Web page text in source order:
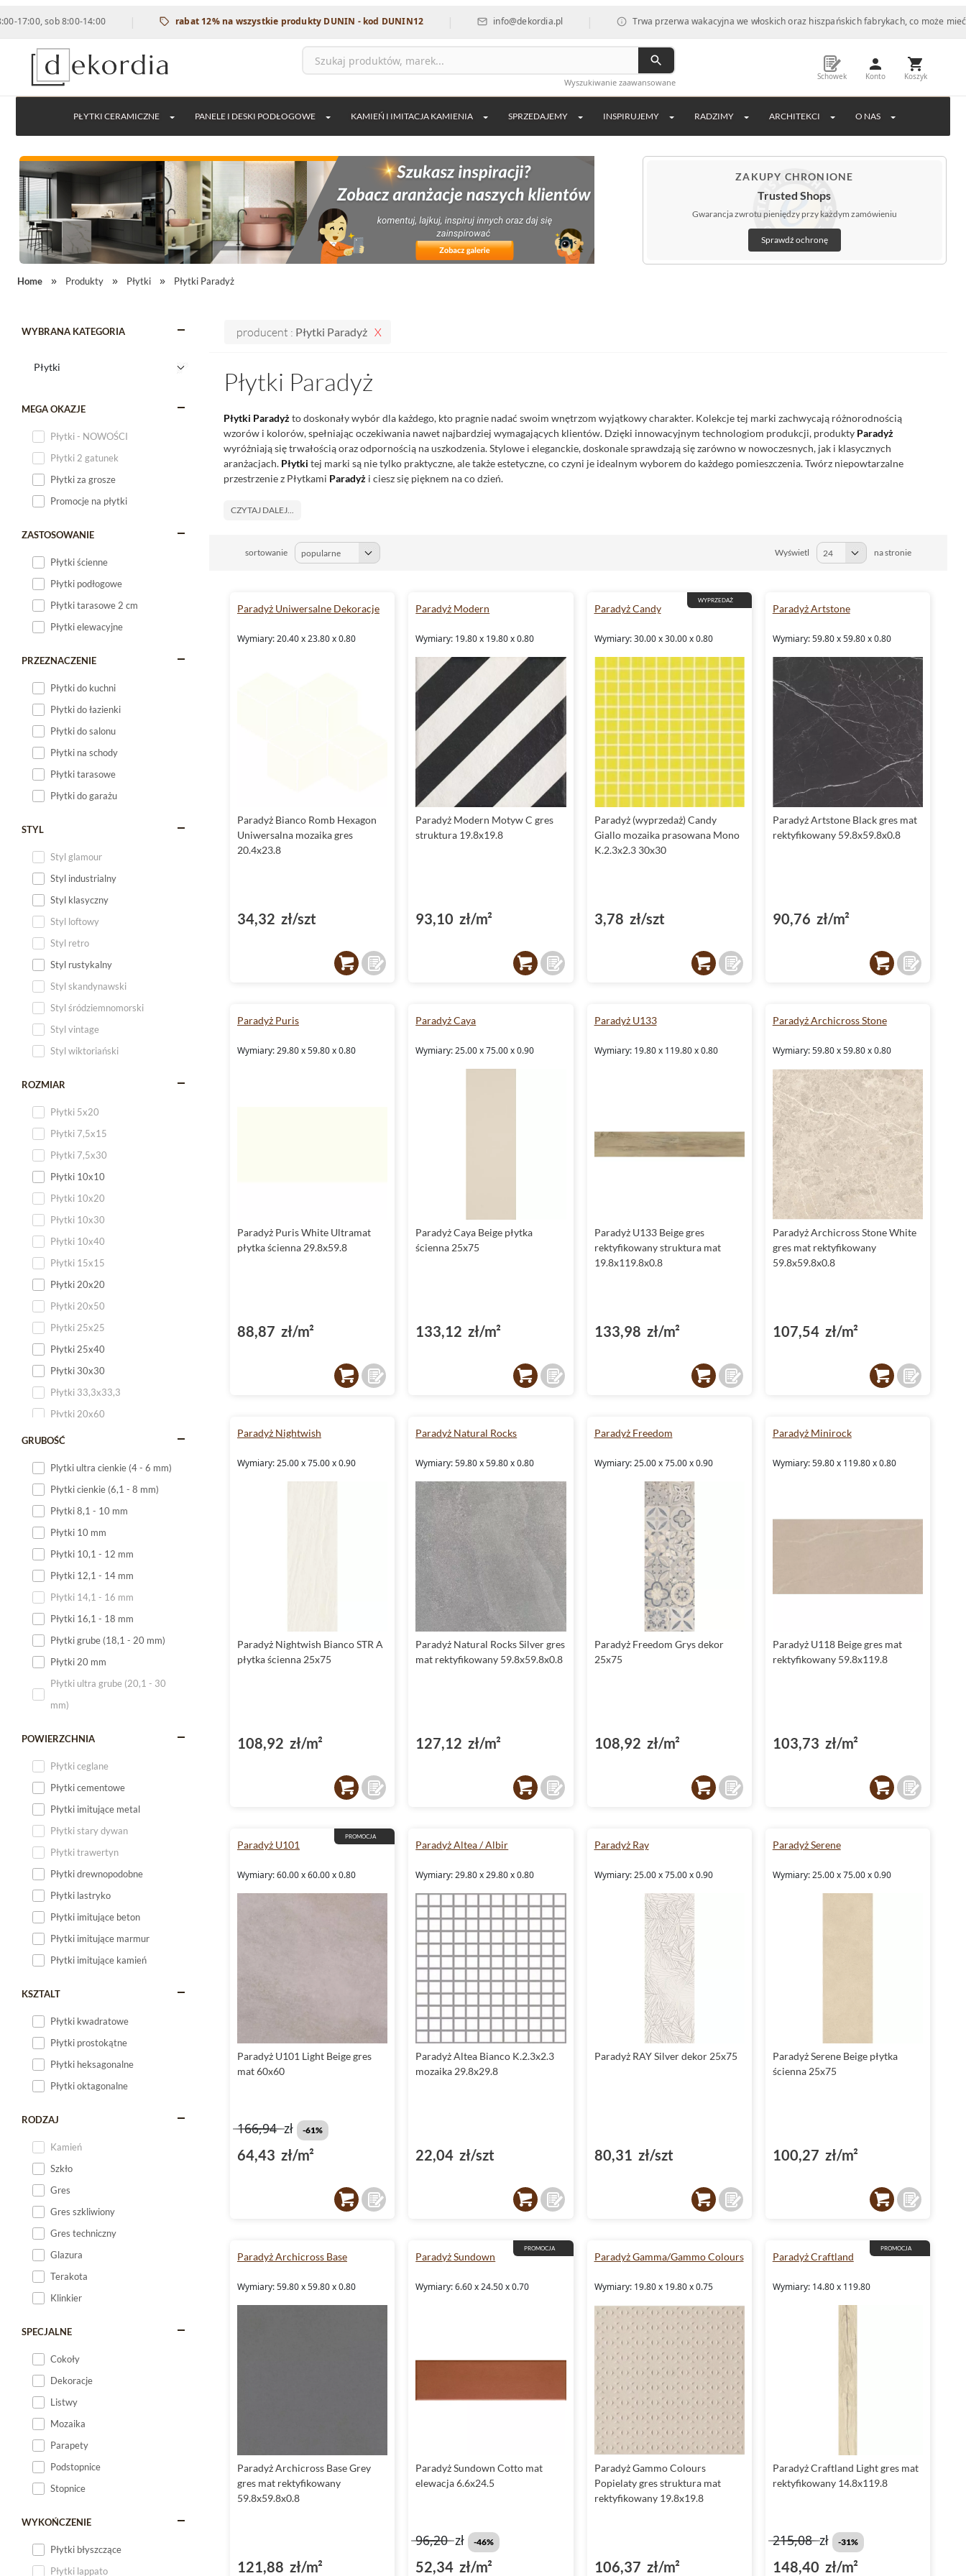
8:00-14:00 | rabat 12% na wszystkie produkty DUNIN - kod DUNIN12 | info@dekordia.pl | Trwa przerwa wakacyjna we włoskich oraz hiszpańskich fabrykach, co może mieć wpływ
Wyszukiwanie zaawansowane
Schowek Konto Koszyk
PŁYTKI CERAMICZNE PANELE I DESKI PODŁOGOWE KAMIEŃ I IMITACJA KAMIENIA SPRZEDAJEMY INSPIRUJEMY RADZIMY ARCHITEKCI O NAS
ZAKUPY CHRONIONE
Trusted Shops
Gwarancja zwrotu pieniędzy przy każdym zamówieniu
Sprawdź ochronę
Home Produkty Płytki Płytki Paradyż
WYBRANA KATEGORIA
MEGA OKAZJE
Płytki - NOWOŚCI
Płytki 2 gatunek
Płytki za grosze
Promocje na płytki
ZASTOSOWANIE
Płytki ścienne
Płytki podłogowe
Płytki tarasowe 2 cm
Płytki elewacyjne
PRZEZNACZENIE
Płytki do kuchni
Płytki do łazienki
Płytki do salonu
Płytki na schody
Płytki tarasowe
Płytki do garażu
STYL
Styl glamour
Styl industrialny
Styl klasyczny
Styl loftowy
Styl retro
Styl rustykalny
Styl skandynawski
Styl śródziemnomorski
Styl vintage
Styl wiktoriański
ROZMIAR
Płytki 5x20
Płytki 7,5x15
Płytki 7,5x30
Płytki 10x10
Płytki 10x20
Płytki 10x30
Płytki 10x40
Płytki 15x15
Płytki 20x20
Płytki 20x50
Płytki 25x25
Płytki 25x40
Płytki 30x30
Płytki 33,3x33,3
Płytki 20x60
Płytki 20x120
Płytki małe
GRUBOŚĆ
Plytki ultra cienkie (4 - 6 mm)
Płytki cienkie (6,1 - 8 mm)
Płytki 8,1 - 10 mm
Płytki 10 mm
Płytki 10,1 - 12 mm
Płytki 12,1 - 14 mm
Płytki 14,1 - 16 mm
Płytki 16,1 - 18 mm
Płytki grube (18,1 - 20 mm)
Płytki 20 mm
Płytki ultra grube (20,1 - 30
mm)
POWIERZCHNIA
Płytki ceglane
Płytki cementowe
Płytki imitujące metal
Płytki stary dywan
Płytki trawertyn
Płytki drewnopodobne
Płytki lastryko
Płytki imitujące beton
Płytki imitujące marmur
Płytki imitujące kamień
KSZTALT
Płytki kwadratowe
Płytki prostokątne
Płytki heksagonalne
Płytki oktagonalne
RODZAJ
Kamień
Szkło
Gres
Gres szkliwiony
Gres techniczny
Glazura
Terakota
Klinkier
SPECJALNE
Cokoły
Dekoracje
Listwy
Mozaika
Parapety
Podstopnice
Stopnice
WYKOŃCZENIE
Płytki błyszczące
Płytki lappato
producent : Płytki Paradyż
Płytki Paradyż
Płytki Paradyżto doskonały wybór dla każdego, kto pragnie nadać swoim wnętrzom wyjątkowy charakter. Kolekcje tej marki zachwycają różnorodnością
wzorów i kolorów, spełniając oczekiwania nawet najbardziej wymagających klientów. Dzięki innowacyjnym technologiom produkcji, produkty Paradyż
wyróżniają się trwałością oraz odpornością na uszkodzenia. Stylowe i eleganckie, doskonale sprawdzają się zarówno w nowoczesnych, jak i klasycznych
aranżacjach. Płytki tej marki są nie tylko praktyczne, ale także estetyczne, co czyni je idealnym wyborem do każdego pomieszczenia. Twórz niepowtarzalne
przestrzenie z Płytkami Paradyż i ciesz się pięknem na co dzień.
CZYTAJ DALEJ...
sortowanie Wyświetl na stronie
Paradyż Uniwersalne Dekoracje
Wymiary: 20.40 x 23.80 x 0.80
Paradyż Bianco Romb Hexagon
Uniwersalna mozaika gres
20.4x23.8
34,32 zł/szt
Paradyż Modern
Wymiary: 19.80 x 19.80 x 0.80
Paradyż Modern Motyw C gres
struktura 19.8x19.8
93,10 zł/m²
WYPRZEDAŻ
Paradyż Candy
Wymiary: 30.00 x 30.00 x 0.80
Paradyż (wyprzedaż) Candy
Giallo mozaika prasowana Mono
K.2.3x2.3 30x30
3,78 zł/szt
Paradyż Artstone
Wymiary: 59.80 x 59.80 x 0.80
Paradyż Artstone Black gres mat
rektyfikowany 59.8x59.8x0.8
90,76 zł/m²
Paradyż Puris
Wymiary: 29.80 x 59.80 x 0.80
Paradyż Puris White Ultramat
płytka ścienna 29.8x59.8
88,87 zł/m²
Paradyż Caya
Wymiary: 25.00 x 75.00 x 0.90
Paradyż Caya Beige płytka
ścienna 25x75
133,12 zł/m²
Paradyż U133
Wymiary: 19.80 x 119.80 x 0.80
Paradyż U133 Beige gres
rektyfikowany struktura mat
19.8x119.8x0.8
133,98 zł/m²
Paradyż Archicross Stone
Wymiary: 59.80 x 59.80 x 0.80
Paradyż Archicross Stone White
gres mat rektyfikowany
59.8x59.8x0.8
107,54 zł/m²
Paradyż Nightwish
Wymiary: 25.00 x 75.00 x 0.90
Paradyż Nightwish Bianco STR A
płytka ścienna 25x75
108,92 zł/m²
Paradyż Natural Rocks
Wymiary: 59.80 x 59.80 x 0.80
Paradyż Natural Rocks Silver gres
mat rektyfikowany 59.8x59.8x0.8
127,12 zł/m²
Paradyż Freedom
Wymiary: 25.00 x 75.00 x 0.90
Paradyż Freedom Grys dekor
25x75
108,92 zł/m²
Paradyż Minirock
Wymiary: 59.80 x 119.80 x 0.80
Paradyż U118 Beige gres mat
rektyfikowany 59.8x119.8
103,73 zł/m²
PROMOCJA
Paradyż U101
Wymiary: 60.00 x 60.00 x 0.80
Paradyż U101 Light Beige gres
mat 60x60
166,94zł -61%
64,43 zł/m²
Paradyż Altea / Albir
Wymiary: 29.80 x 29.80 x 0.80
Paradyż Altea Bianco K.2.3x2.3
mozaika 29.8x29.8
22,04 zł/szt
Paradyż Ray
Wymiary: 25.00 x 75.00 x 0.90
Paradyż RAY Silver dekor 25x75
80,31 zł/szt
Paradyż Serene
Wymiary: 25.00 x 75.00 x 0.90
Paradyż Serene Beige płytka
ścienna 25x75
100,27 zł/m²
Paradyż Archicross Base
Wymiary: 59.80 x 59.80 x 0.80
Paradyż Archicross Base Grey
gres mat rektyfikowany
59.8x59.8x0.8
121,88 zł/m²
PROMOCJA
Paradyż Sundown
Wymiary: 6.60 x 24.50 x 0.70
Paradyż Sundown Cotto mat
elewacja 6.6x24.5
96,20zł -46%
52,34 zł/m²
Paradyż Gamma/Gammo Colours
Wymiary: 19.80 x 19.80 x 0.75
Paradyż Gammo Colours
Popielaty gres struktura mat
rektyfikowany 19.8x19.8
106,37 zł/m²
PROMOCJA
Paradyż Craftland
Wymiary: 14.80 x 119.80
Paradyż Craftland Light gres mat
rektyfikowany 14.8x119.8
215,08zł -31%
148,40 zł/m²